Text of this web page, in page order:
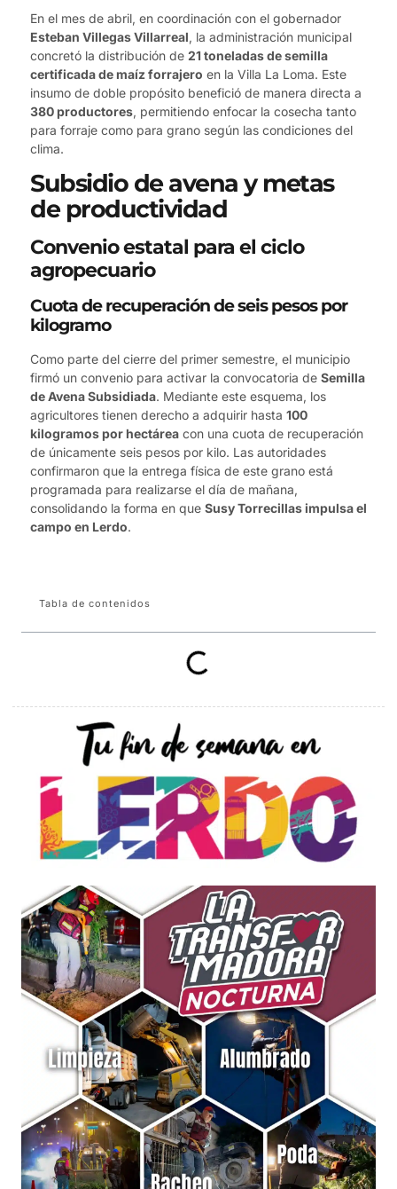
En el mes de abril, en coordinación con el gobernador
Esteban Villegas Villarreal, la administración municipal
concretó la distribución de 21 toneladas de semilla
certificada de maíz forrajero en la Villa La Loma. Este
insumo de doble propósito benefició de manera directa a
380 productores, permitiendo enfocar la cosecha tanto
para forraje como para grano según las condiciones del
clima.
Subsidio de avena y metas
de productividad
Convenio estatal para el ciclo
agropecuario
Cuota de recuperación de seis pesos por
kilogramo
Como parte del cierre del primer semestre, el municipio
firmó un convenio para activar la convocatoria de Semilla
de Avena Subsidiada. Mediante este esquema, los
agricultores tienen derecho a adquirir hasta 100
kilogramos por hectárea con una cuota de recuperación
de únicamente seis pesos por kilo. Las autoridades
confirmaron que la entrega física de este grano está
programada para realizarse el día de mañana,
consolidando la forma en que Susy Torrecillas impulsa el
campo en Lerdo.
Tabla de contenidos